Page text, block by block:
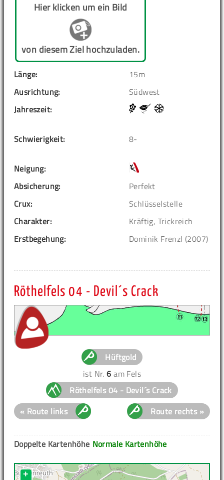
Hier klicken um ein Bild
von diesem Ziel hochzuladen.
Länge:
15m
Ausrichtung:
Südwest
Jahreszeit:
Schwierigkeit: 8-
Neigung:
Absicherung:
Perfekt
Crux:
Schlüsselstelle
Charakter:
Kräftig, Trickreich
Erstbegehung:
Dominik Frenzl (2007)
Röthelfels 04 - Devil´s Crack
Hüftgold
ist Nr.6 am Fels
Röthelfels 04 - Devil´s Crack
« Route links
Route rechts »
Normale Kartenhöhe
Doppelte Kartenhöhe
+